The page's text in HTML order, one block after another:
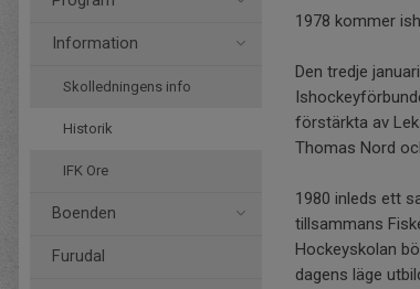
Information
Skolledningens info
Historik
IFK Ore
Boenden
Furudal
1978 kommer
Den tredje
förstärkta av
Thomas Nord
1980 inleds ett
tillsammans
Hockeyskolan
dagens läge